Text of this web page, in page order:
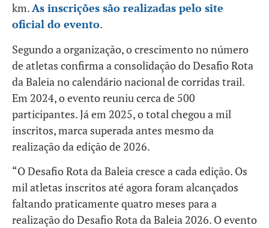
km.As inscrições são realizadas pelo site
oficial do evento.
Segundo a organização, o crescimento no número
de atletas confirma a consolidação do Desafio Rota
da Baleia no calendário nacional de corridas trail.
Em 2024, o evento reuniu cerca de 500
participantes. Já em 2025, o total chegou a mil
inscritos, marca superada antes mesmo da
realização da edição de 2026.
“O Desafio Rota da Baleia cresce a cada edição. Os
mil atletas inscritos até agora foram alcançados
faltando praticamente quatro meses para a
realização do Desafio Rota da Baleia 2026. O evento